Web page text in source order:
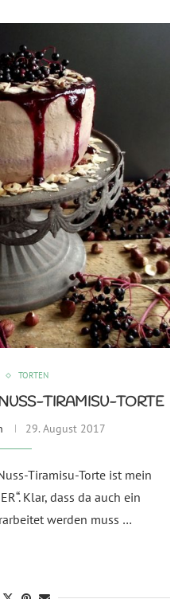
TORTEN
TIRAMISU-TORTE
29. August 2017
Tiramisu-Torte ist mein
Klar, dass da auch ein
werden muss …